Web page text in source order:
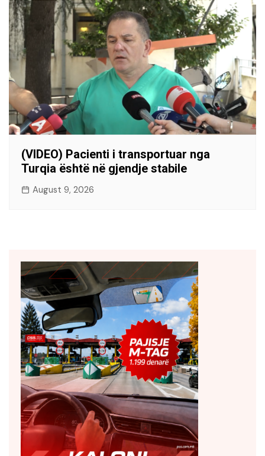
(VIDEO) Pacienti i transportuar nga
Turqia është në gjendje stabile
August 9, 2026